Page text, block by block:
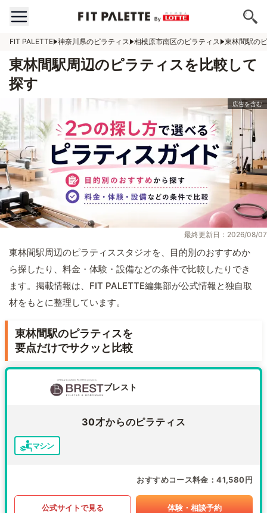
FIT PALETTE 神奈川県のピラティス 相模原市南区のピラティス 東林間駅の
東林間駅周辺のピラティスを比較して
探す
最終更新日：2026/08/07
東林間駅周辺のピラティススタジオを、目的別のおすすめか
ら探したり、料金・体験・設備などの条件で比較したりでき
ます。掲載情報は、FIT PALETTE編集部が公式情報と独自取
材をもとに整理しています。
東林間駅のピラティスを
要点だけでサクッと比較
ブレスト
30才からのピラティス
マシン
おすすめコース料金 41,580円
公式サイトで見る 体験・相談予約